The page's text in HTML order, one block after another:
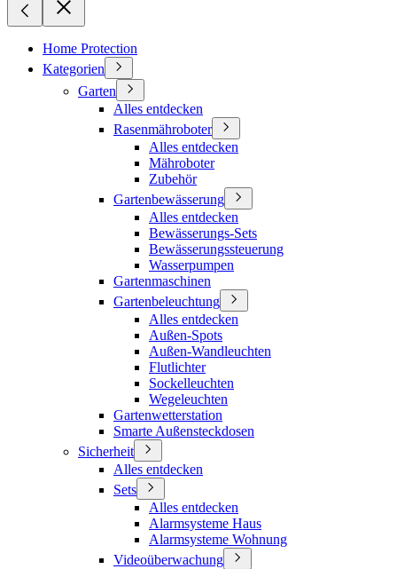
Home Protection
Kategorien
Garten
Alles entdecken
Rasenmähroboter
Alles entdecken
Mähroboter
Zubehör
Gartenbewässerung
Alles entdecken
Bewässerungs-Sets
Bewässerungssteuerung
Wasserpumpen
Gartenmaschinen
Gartenbeleuchtung
Alles entdecken
Außen-Spots
Außen-Wandleuchten
Flutlichter
Sockelleuchten
Wegeleuchten
Gartenwetterstation
Smarte Außensteckdosen
Sicherheit
Alles entdecken
Sets
Alles entdecken
Alarmsysteme Haus
Alarmsysteme Wohnung
Videoüberwachung